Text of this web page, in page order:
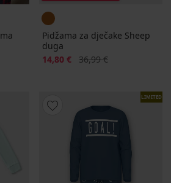
Pidžama za dječake Sheep
duga
Popust
14,80 € Prvobitna cijena
36,99 €
LIMITED